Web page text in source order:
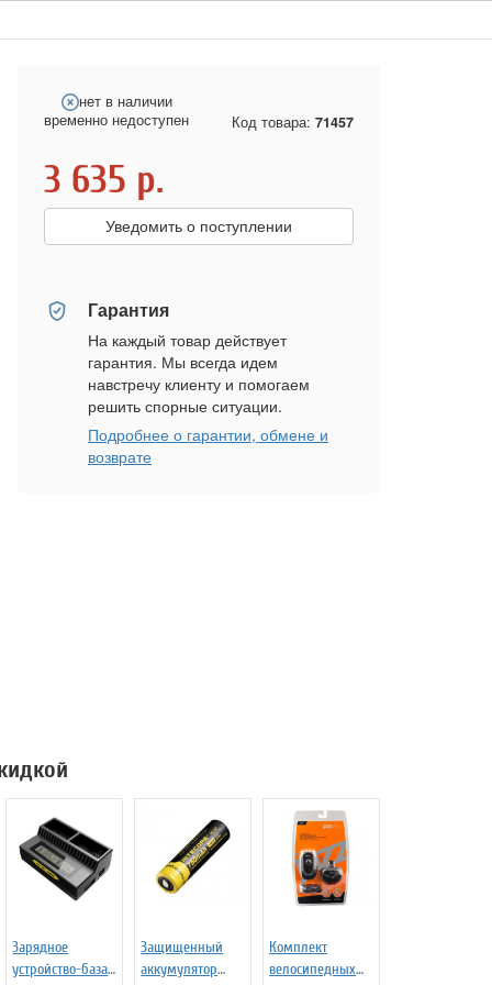
нет в наличии
временно недоступен
Код товара: 71457
3 635 р.
Уведомить о поступлении
Гарантия
На каждый товар действует
гарантия. Мы всегда идем
навстречу клиенту и помогаем
решить спорные ситуации.
Подробнее о гарантии, обмене и
возврате
Зарядное
устройство-база
Защищенный
аккумулятор
Комплект
велосипедных